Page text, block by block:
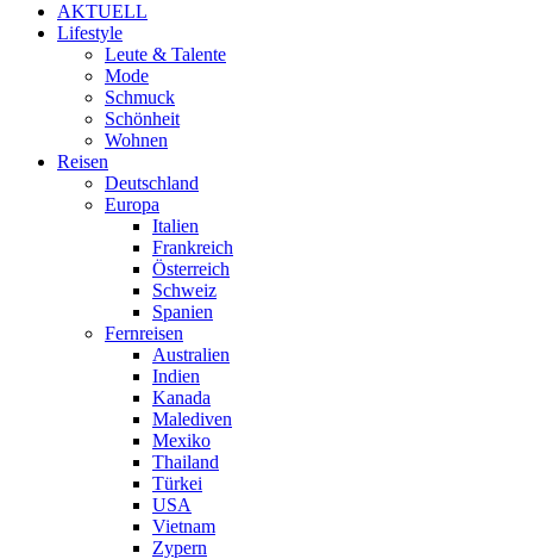
AKTUELL
Lifestyle
Leute & Talente
Mode
Schmuck
Schönheit
Wohnen
Reisen
Deutschland
Europa
Italien
Frankreich
Österreich
Schweiz
Spanien
Fernreisen
Australien
Indien
Kanada
Malediven
Mexiko
Thailand
Türkei
USA
Vietnam
Zypern